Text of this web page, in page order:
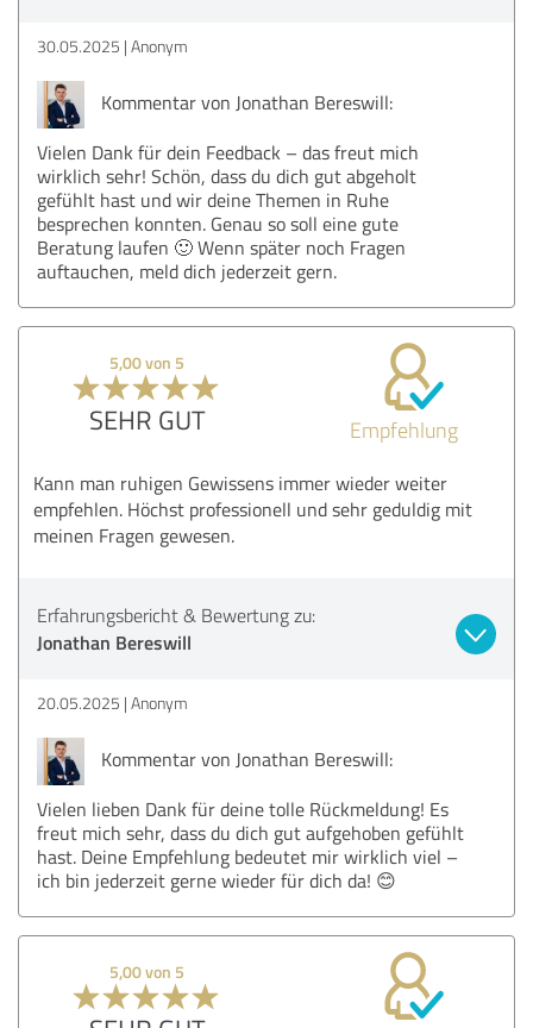
30.05.2025 Anonym
Kommentar von Jonathan Bereswill:
Vielen Dank für dein Feedback – das freut mich
wirklich sehr! Schön, dass du dich gut abgeholt
gefühlt hast und wir deine Themen in Ruhe
besprechen konnten. Genau so soll eine gute
Beratung laufen 🙂 Wenn später noch Fragen
auftauchen, meld dich jederzeit gern.
5,00 von 5
SEHR GUT Empfehlung
Kann man ruhigen Gewissens immer wieder weiter
empfehlen. Höchst professionell und sehr geduldig mit
meinen Fragen gewesen.
Erfahrungsbericht & Bewertung zu:
Jonathan Bereswill
20.05.2025 Anonym
Kommentar von Jonathan Bereswill:
Vielen lieben Dank für deine tolle Rückmeldung! Es
freut mich sehr, dass du dich gut aufgehoben gefühlt
hast. Deine Empfehlung bedeutet mir wirklich viel –
ich bin jederzeit gerne wieder für dich da! 😊
5,00 von 5